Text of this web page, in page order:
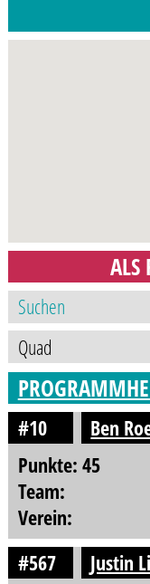
ALS
#10
Ben
Punkte: 45
Team:
Verein:
#567
Justin